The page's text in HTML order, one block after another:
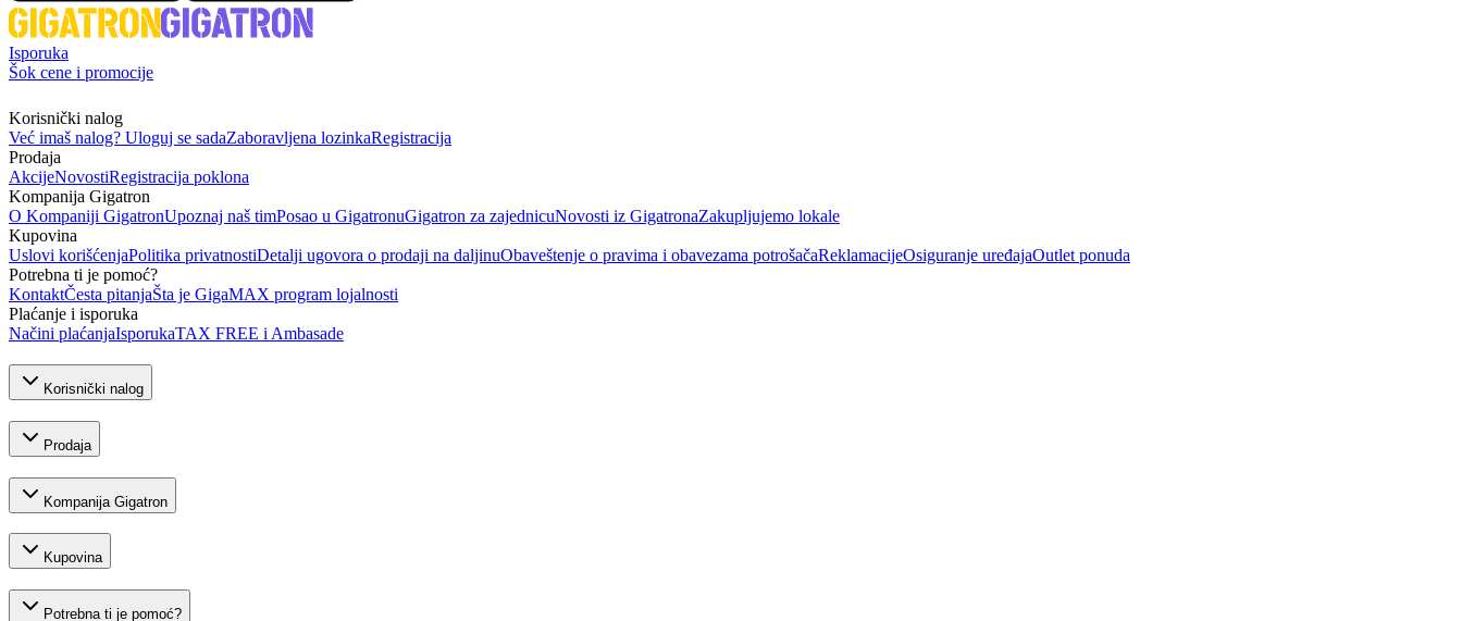
Isporuka
Šok cene i promocije
Korisnički nalog
Već imaš nalog? Uloguj se sadaZaboravljena lozinkaRegistracija
Prodaja
AkcijeNovostiRegistracija poklona
Kompanija Gigatron
O Kompaniji GigatronUpoznaj naš timPosao u GigatronuGigatron za zajednicuNovosti iz GigatronaZakupljujemo lokale
Kupovina
Uslovi korišćenjaPolitika privatnostiDetalji ugovora o prodaji na daljinuObaveštenje o pravima i obavezama potrošačaReklamacijeOsiguranje uređajaOutlet ponuda
Potrebna ti je pomoć?
KontaktČesta pitanjaŠta je GigaMAX program lojalnosti
Plaćanje i isporuka
Načini plaćanjaIsporukaTAX FREE i Ambasade
Korisnički nalog
Prodaja
Kompanija Gigatron
Kupovina
Potrebna ti je pomoć?